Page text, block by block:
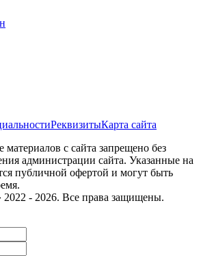
РеквизитыКарта сайта
с сайта запрещено без
администрации сайта. Указанные на
публичной офертой и могут быть
- 2026. Все права защищены.